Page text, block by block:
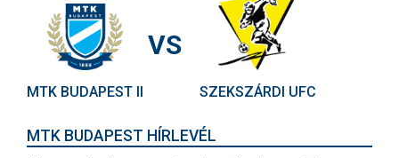
MTK BUDAPEST II
VS
SZEKSZÁRDI UFC
MTK BUDAPEST HÍRLEVÉL